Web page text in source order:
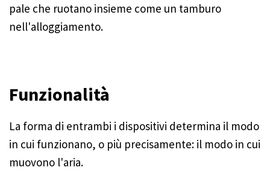
pale che ruotano insieme come un tamburo
nell'alloggiamento.
Funzionalità
La forma di entrambi i dispositivi determina il modo
in cui funzionano, o più precisamente: il modo in cui
muovono l'aria.